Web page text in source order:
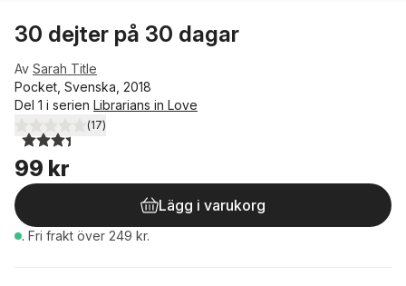
30 dejter på 30 dagar
Av Sarah Title
Pocket, Svenska, 2018
Del 1 i serien Librarians in Love
3,4utav 5 stjärnor. Totalt antal röster:
(17)
99 kr
Lägg i varukorg
. Fri frakt över 249 kr.